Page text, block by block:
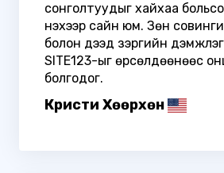
сонголтуудыг хайхаа
үнэхээр сайн юм. Зөн
болон дээд зэргийн
SITE123-ыг өрсөлдөөнөөс
болгодог.
Кристи Хөөрхөн